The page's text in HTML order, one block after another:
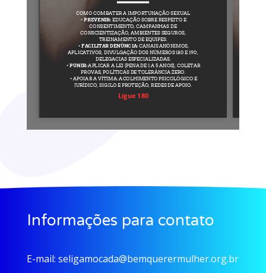
Informações para contato
E-mail: seligamocada@bemquerermulher.org.br